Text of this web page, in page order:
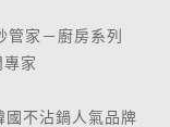
管家－廚房系列
家
不沾鍋人氣品牌